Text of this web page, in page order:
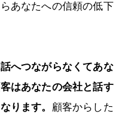
あなたへの信頼の低下
へつながらなくてあな
はあなたの会社と話す
ります。 顧客からした